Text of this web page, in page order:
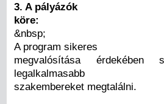
3. A pályázók
köre:
&nbsp;
A program sikeres
megvalósítása
legalkalmasabb
szakembereket megtalálni.